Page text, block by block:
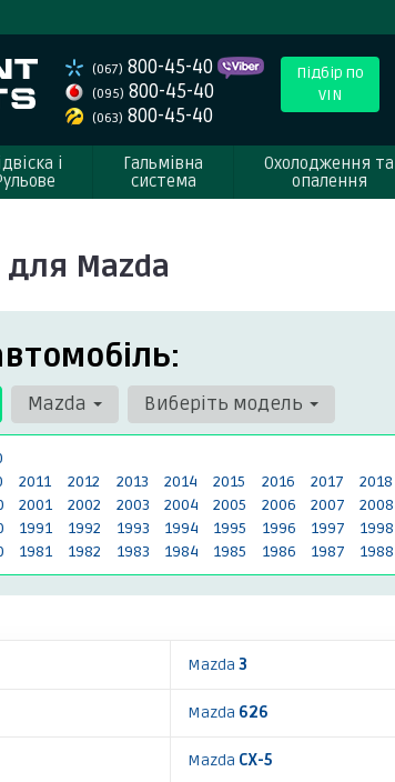
(067) 800-45-40
(095) 800-45-40
(063) 800-45-40
Підбір по
VIN
і
Гальмівна
система
Охолодження та
опалення
Mazda
2011 2012 2013 2014 2015 2016 2017 2018
2001 2002 2003 2004 2005 2006 2007 2008
1991 1992 1993 1994 1995 1996 1997 1998
1981 1982 1983 1984 1985 1986 1987 1988
Mazda Виберіть модель
Mazda 3
Mazda 626
Mazda CX-5